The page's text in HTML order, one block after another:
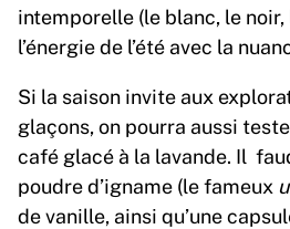
intemporelle (le blanc, le
l’énergie de l’été avec la
Si la saison invite aux
glaçons, on pourra aussi
café glacé à la lavande. Il
poudre d’igname (le fameux
de vanille, ainsi qu’une